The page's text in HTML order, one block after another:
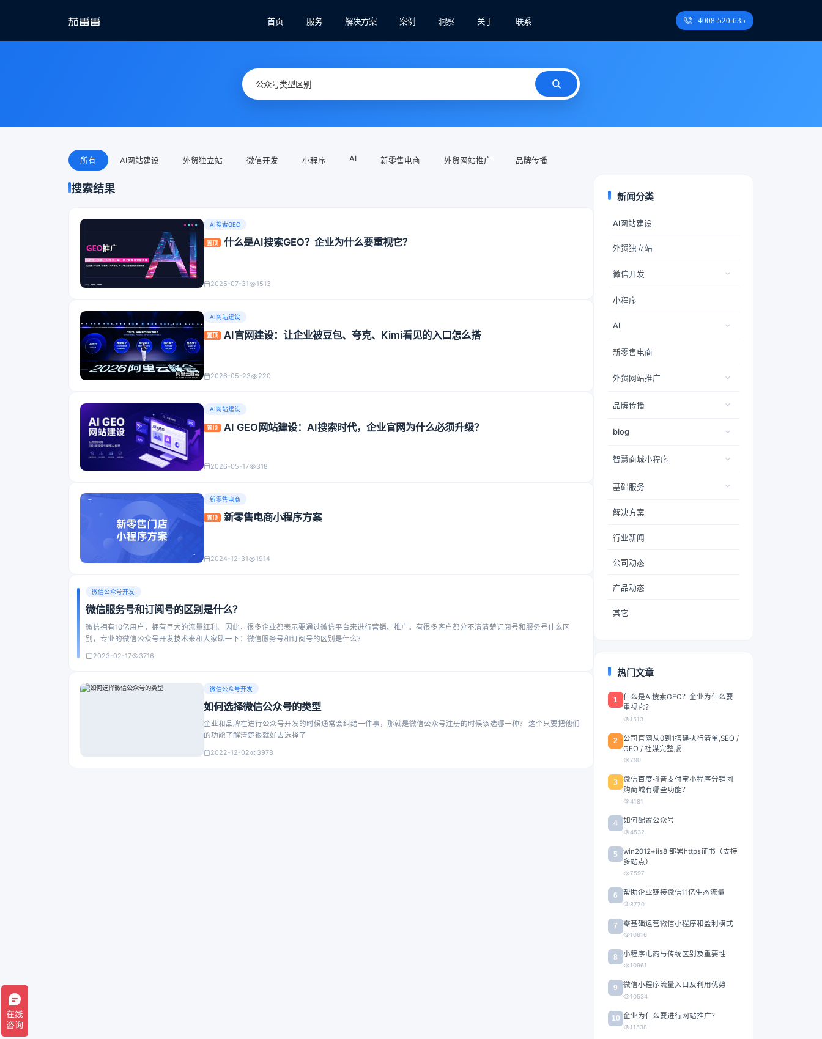
首页 服务 解决方案 案例 洞察 关于 联系 4008-520-635
所有 AI网站建设 外贸独立站 微信开发 小程序 AI 新零售电商 外贸网站推广 品牌传播
搜索结果
AI搜索GEO
置顶 什么是AI搜索GEO？企业为什么要重视它？
2025-07-31 1513
AI网站建设
置顶 AI官网建设：让企业被豆包、夸克、Kimi看见的入口怎么搭
2026-05-23 220
AI网站建设
置顶 AI GEO网站建设：AI搜索时代，企业官网为什么必须升级？
2026-05-17 318
新零售电商
置顶 新零售电商小程序方案
2024-12-31 1914
微信公众号开发
微信服务号和订阅号的区别是什么？
微信拥有10亿用户，拥有巨大的流量红利。因此，很多企业都表示要通过微信平台来进行营销、推广。有很多客户都分不清清楚订阅号和服务号什么区
别，专业的微信公众号开发技术来和大家聊一下：微信服务号和订阅号的区别是什么？
2023-02-17 3716
微信公众号开发
如何选择微信公众号的类型
企业和品牌在进行公众号开发的时候通常会纠结一件事，那就是微信公众号注册的时候该选哪一种？ 这个只要把他们
的功能了解清楚很就好去选择了
2022-12-02 3978
新闻分类
AI网站建设
外贸独立站
微信开发
小程序
AI
新零售电商
外贸网站推广
品牌传播
blog
智慧商城小程序
基础服务
解决方案
行业新闻
公司动态
产品动态
其它
热门文章
1
什么是AI搜索GEO？企业为什么要
重视它？
1513
2
公司官网从0到1搭建执行清单,SEO /
GEO / 社媒完整版
790
3
微信百度抖音支付宝小程序分销团
购商城有哪些功能？
4181
4 如何配置公众号
4532
5
win2012+iis8 部署https证书（支持
多站点）
7597
6 帮助企业链接微信11亿生态流量
8770
7 零基础运营微信小程序和盈利模式
10616
8 小程序电商与传统区别及重要性
10961
9 微信小程序流量入口及利用优势
10534
10 企业为什么要进行网站推广？
11538